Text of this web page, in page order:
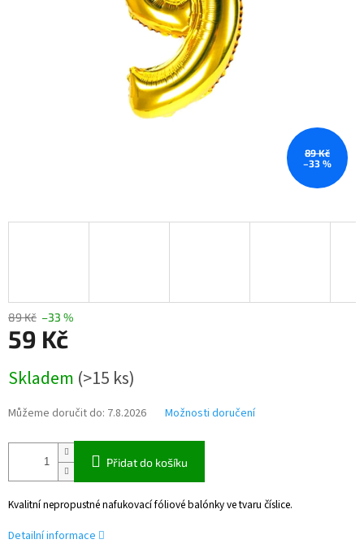
89 Kč
–33 %
89 Kč –33 %
59 Kč
cena:
Skladem (>15 ks)
Můžeme doručit do: 7.8.2026 Možnosti doručení
Přidat do košíku
Kvalitní nepropustné nafukovací fóliové balónky ve tvaru číslice.
Detailní informace